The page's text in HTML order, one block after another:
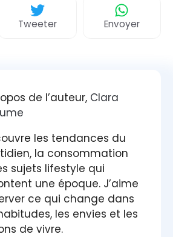
Tweeter Envoyer
de l’auteur, Clara
les tendances du
la consommation
sujets lifestyle qui
une époque. J’aime
ce qui change dans
les envies et les
de vivre.